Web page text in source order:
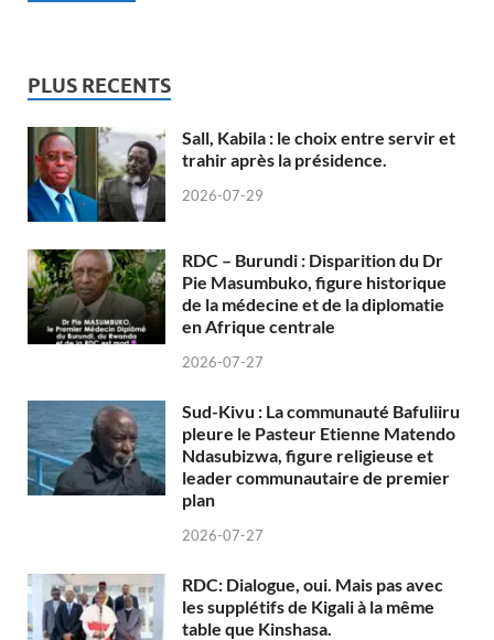
PLUS RECENTS
Sall, Kabila : le choix entre servir et
trahir après la présidence.
2026-07-29
RDC – Burundi : Disparition du Dr
Pie Masumbuko, figure historique
de la médecine et de la diplomatie
en Afrique centrale
2026-07-27
Sud-Kivu : La communauté Bafuliiru
pleure le Pasteur Etienne Matendo
Ndasubizwa, figure religieuse et
leader communautaire de premier
plan
2026-07-27
RDC: Dialogue, oui. Mais pas avec
les supplétifs de Kigali à la même
table que Kinshasa.